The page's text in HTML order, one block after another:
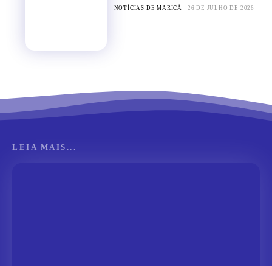
NOTÍCIAS DE MARICÁ 26 DE JULHO DE 2026
LEIA MAIS...